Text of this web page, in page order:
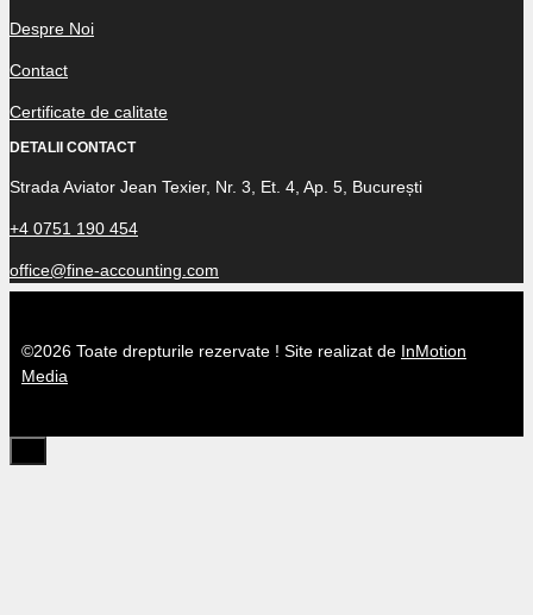
Despre Noi
Contact
Certificate de calitate
DETALII CONTACT
Strada Aviator Jean Texier, Nr. 3, Et. 4, Ap. 5, București
+4 0751 190 454
office@fine-accounting.com
©2026 Toate drepturile rezervate ! Site realizat de InMotion
Media
Close